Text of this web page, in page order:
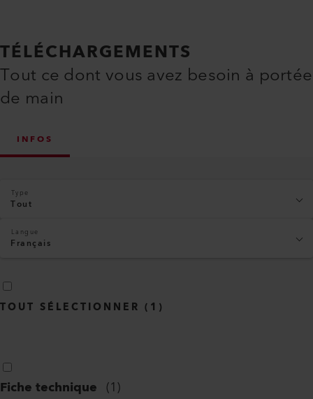
TÉLÉCHARGEMENTS
Tout ce dont vous avez besoin à portée
de main
INFOS
Type
Tout
Langue
Français
TOUT SÉLECTIONNER ( 1 )
Fiche technique (1)